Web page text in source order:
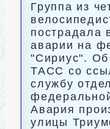
Группа из
пострадала
аварии на
"Сириус".
ТАСС со
службу
Авария
улицы